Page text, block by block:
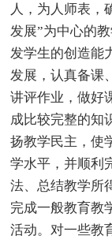
人，为人师表，
发展”为中心的
发学生的创造能
发展，认真备课
讲评作业，做好
成比较完整的知
扬教学民主，使
学水平，并顺利
法、总结教学所
完成一般教育教
活动。对一些教